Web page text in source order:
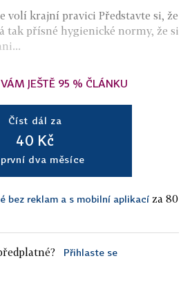
volí krajní pravici Představte si, že
tak přísné hygienické normy, že si
JEŠTĚ 95 % ČLÁNKU
Číst dál za
40 Kč
dva měsíce
bez reklam a s mobilní aplikací za 80
Přihlaste se